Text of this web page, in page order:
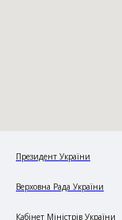
Президент України
Верховна Рада України
Кабінет Міністрів України